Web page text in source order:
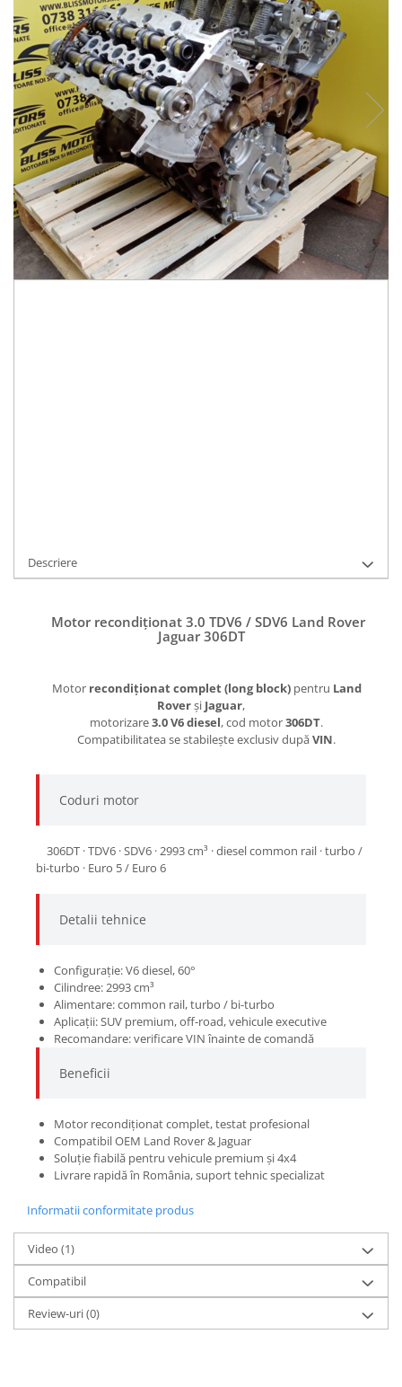
Descriere
Motor recondiționat 3.0 TDV6 / SDV6 Land Rover
Jaguar 306DT
Motor recondiționat complet (long block)pentru Land
Roverși Jaguar,
motorizare3.0 V6 diesel, cod motor306DT.
Compatibilitatea se stabilește exclusiv dupăVIN.
Coduri motor
306DT · TDV6 · SDV6 · 2993 cm³ · diesel common rail · turbo /
bi-turbo · Euro 5 / Euro 6
Detalii tehnice
Configurație: V6 diesel, 60°
Cilindree: 2993 cm³
Alimentare: common rail, turbo / bi-turbo
Aplicații: SUV premium, off-road, vehicule executive
Recomandare: verificare VIN înainte de comandă
Beneficii
Motor recondiționat complet, testat profesional
Compatibil OEM Land Rover & Jaguar
Soluție fiabilă pentru vehicule premium și 4x4
Livrare rapidă în România, suport tehnic specializat
Informatii conformitate produs
Video (1)
Compatibil
Review-uri(0)